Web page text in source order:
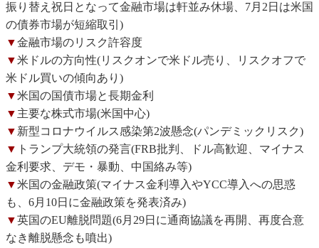
振り替え祝日となって金融市場は軒並み休場、7月2日は米国
の債券市場が短縮取引)
▼金融市場のリスク許容度
▼米ドルの方向性(リスクオンで米ドル売り、リスクオフで
米ドル買いの傾向あり)
▼米国の国債市場と長期金利
▼ 主要な株式市場(米国中心)
▼ 新型コロナウイルス感染第2波懸念(パンデミックリスク)
▼ トランプ大統領の発言(FRB批判、ドル高歓迎、マイナス
金利要求、デモ・暴動、中国絡み等)
▼米国の金融政策(マイナス金利導入やYCC導入への思惑
も、6月10日に金融政策を発表済み)
▼英国のEU離脱問題(6月29日に通商協議を再開、再度合意
なき離脱懸念も噴出)